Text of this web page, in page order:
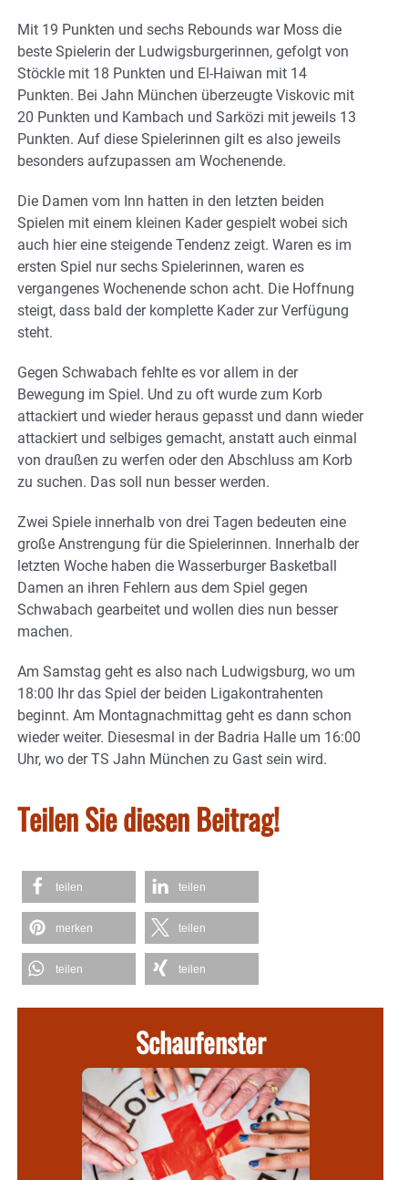
Mit 19 Punkten und sechs Rebounds war Moss die
beste Spielerin der Ludwigsburgerinnen, gefolgt von
Stöckle mit 18 Punkten und El-Haiwan mit 14
Punkten. Bei Jahn München überzeugte Viskovic mit
20 Punkten und Kambach und Sarközi mit jeweils 13
Punkten. Auf diese Spielerinnen gilt es also jeweils
besonders aufzupassen am Wochenende.
Die Damen vom Inn hatten in den letzten beiden
Spielen mit einem kleinen Kader gespielt wobei sich
auch hier eine steigende Tendenz zeigt. Waren es im
ersten Spiel nur sechs Spielerinnen, waren es
vergangenes Wochenende schon acht. Die Hoffnung
steigt, dass bald der komplette Kader zur Verfügung
steht.
Gegen Schwabach fehlte es vor allem in der
Bewegung im Spiel. Und zu oft wurde zum Korb
attackiert und wieder heraus gepasst und dann wieder
attackiert und selbiges gemacht, anstatt auch einmal
von draußen zu werfen oder den Abschluss am Korb
zu suchen. Das soll nun besser werden.
Zwei Spiele innerhalb von drei Tagen bedeuten eine
große Anstrengung für die Spielerinnen. Innerhalb der
letzten Woche haben die Wasserburger Basketball
Damen an ihren Fehlern aus dem Spiel gegen
Schwabach gearbeitet und wollen dies nun besser
machen.
Am Samstag geht es also nach Ludwigsburg, wo um
18:00 Ihr das Spiel der beiden Ligakontrahenten
beginnt. Am Montagnachmittag geht es dann schon
wieder weiter. Diesesmal in der Badria Halle um 16:00
Uhr, wo der TS Jahn München zu Gast sein wird.
Teilen Sie diesen Beitrag!
teilen teilen
merken teilen
teilen teilen
Schaufenster